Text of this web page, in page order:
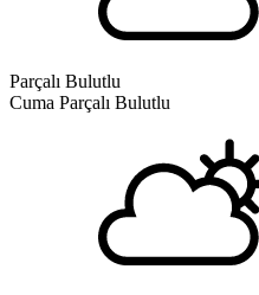
Parçalı Bulutlu
Cuma Parçalı Bulutlu